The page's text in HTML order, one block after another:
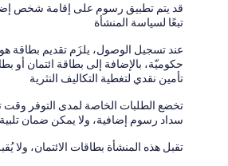
قد يتم تطبيق رسوم على إقامة شخص
تبعًا لسياسة المنشأة
عند تسجيل الوصول، يلزَم تقديم
حكوميّة، بالإضافة إلى بطاقة ائتمان أو
تأمين نقدي لتغطية التكاليف النثرية
تخضع الطلبات الخاصة لمدى التوفر
سداد رسوم إضافية، ولا يمكن ضمان
تقبل هذه المنشأة بطاقات الائتمان، ولا